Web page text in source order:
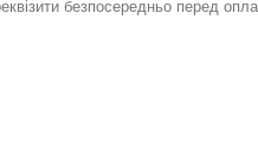
безпосередньо перед